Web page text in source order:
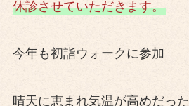
休診させていただきます。
今年も初詣ウォークに参加
晴天に恵まれ気温が高めだっ